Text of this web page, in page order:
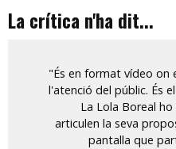
La crítica n'ha dit...
"És en format vídeo on
l'atenció del públic. És
La Lola Boreal
articulen la seva
pantalla que